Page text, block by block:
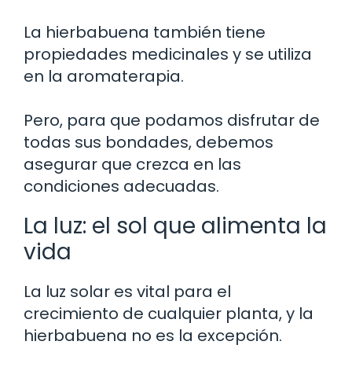
La hierbabuena también tiene
propiedades medicinales y se utiliza
en la aromaterapia.
Pero, para que podamos disfrutar de
todas sus bondades, debemos
asegurar que crezca en las
condiciones adecuadas.
La luz: el sol que alimenta la
vida
La luz solar es vital para el
crecimiento de cualquier planta, y la
hierbabuena no es la excepción.